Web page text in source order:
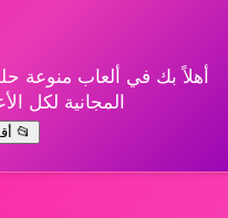
أهلاً بك في ألعاب منوعة
المجانية لكل
📂